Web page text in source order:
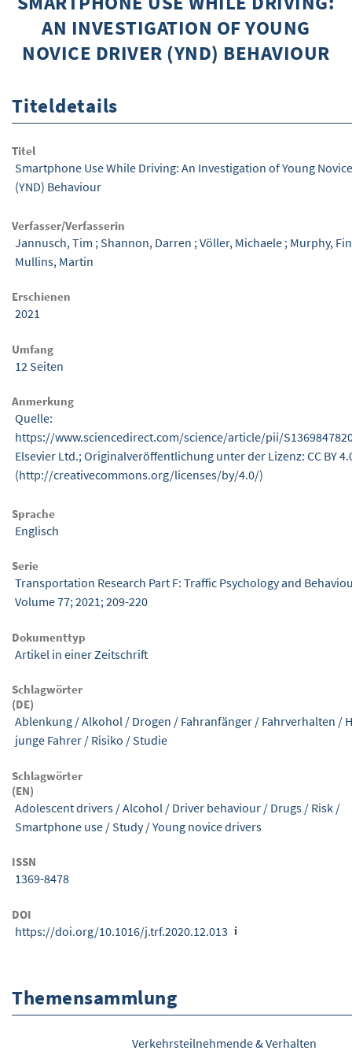
ÜBER WISOM
GUROM - MOBILITÄT SICHER
NUTZUNGSBEDINGUNGEN
AN INVESTIGATION OF YOUNG
NOVICE DRIVER (YND) BEHAVIOUR
Titeldetails
Titel
Smartphone Use While Driving: An Investigation of Young
(YND) Behaviour
Verfasser/Verfasserin
Jannusch, Tim ; Shannon, Darren ; Völler, Michaele ; Murphy,
Mullins, Martin
Erschienen
2021
Umfang
12 Seiten
Anmerkung
Quelle:
https://www.sciencedirect.com/science/article/pii/
Elsevier Ltd.; Originalveröffentlichung unter der Lizenz: CC BY
(http://creativecommons.org/licenses/by/4.0/)
Sprache
Englisch
Serie
Transportation Research Part F: Traffic Psychology and
Volume 77; 2021; 209-220
Dokumenttyp
Artikel in einer Zeitschrift
Schlagwörter
(DE)
Ablenkung /Alkohol / Drogen / Fahranfänger / Fahrverhalten /
junge Fahrer / Risiko / Studie
Schlagwörter
(EN)
Adolescent drivers /Alcohol / Driver behaviour / Drugs / Risk /
Smartphone use / Study/Young novice drivers
ISSN
1369-8478
DOI
https://doi.org/10.1016/j.trf.2020.12.013
Themensammlung
Verkehrsteilnehmende & Verhalten